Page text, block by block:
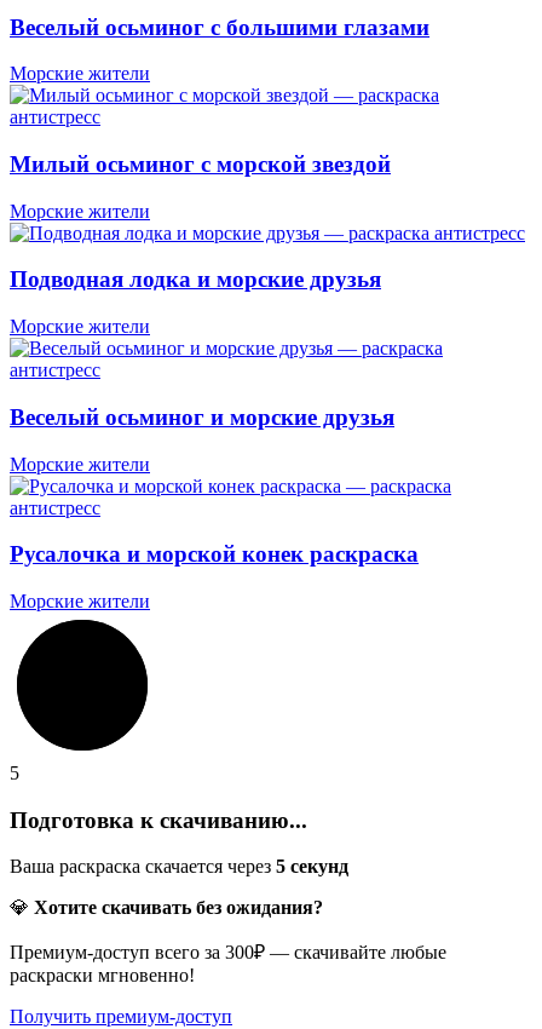
Веселый осьминог с большими глазами
Морские жители
Милый осьминог с морской звездой
Морские жители
Подводная лодка и морские друзья
Морские жители
Веселый осьминог и морские друзья
Морские жители
Русалочка и морской конек раскраска
Морские жители
5
Подготовка к скачиванию...
Ваша раскраска скачается через 5 секунд
💎 Хотите скачивать без ожидания?
Премиум-доступ всего за 300₽ — скачивайте любые
раскраски мгновенно!
Получить премиум-доступ